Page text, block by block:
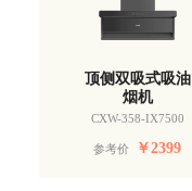
顶侧双吸式吸油
烟机
CXW-358-IX7500
参考价 ￥2399